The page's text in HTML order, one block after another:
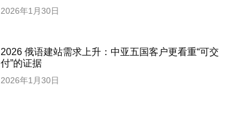
2026年1月30日
2026 俄语建站需求上升：中亚五国客户更看重“可交
付”的证据
2026年1月30日